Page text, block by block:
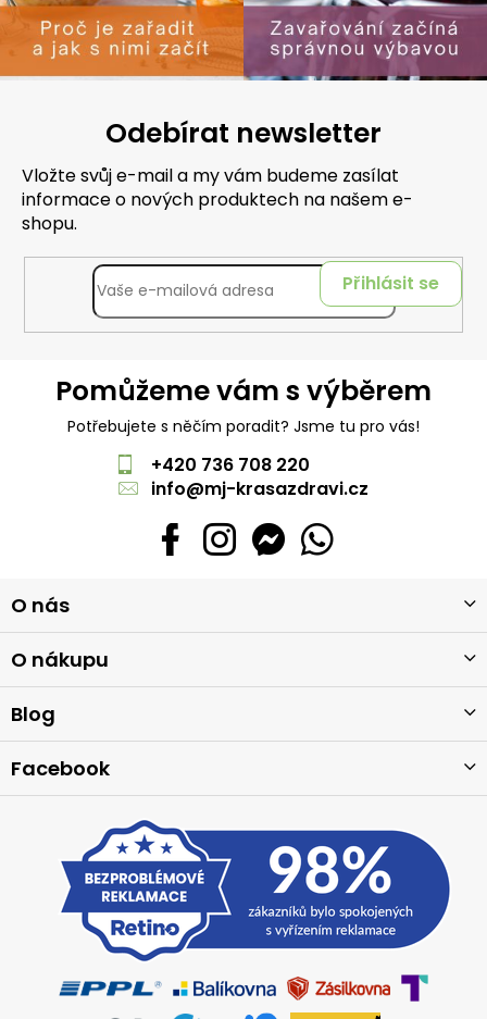
Odebírat newsletter
Vložte svůj e-mail a my vám budeme zasílat
informace o nových produktech na našem e-
shopu.
Přihlásit se
Pomůžeme vám s výběrem
Potřebujete s něčím poradit? Jsme tu pro vás!
+420 736 708 220
info@mj-krasazdravi.cz
á
p
a
t
O nás
O nákupu
Blog
Facebook